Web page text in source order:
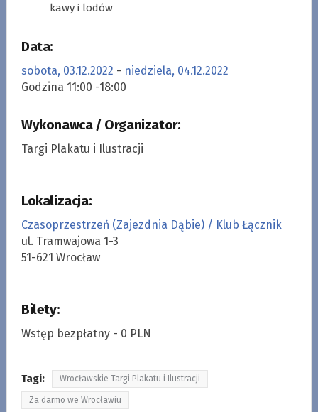
kawy i lodów
Data:
sobota, 03.12.2022 - niedziela, 04.12.2022
Godzina 11:00 -18:00
Wykonawca / Organizator:
Targi Plakatu i Ilustracji
Lokalizacja:
Czasoprzestrzeń (Zajezdnia Dąbie) / Klub Łącznik
ul. Tramwajowa 1-3
51-621 Wrocław
Bilety:
Wstęp bezpłatny - 0 PLN
Tagi: Wrocławskie Targi Plakatu i Ilustracji
Za darmo we Wrocławiu